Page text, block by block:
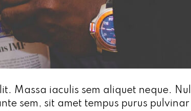
Massa iaculis sem aliquet neque.
sem, sit amet tempus purus pulvinar